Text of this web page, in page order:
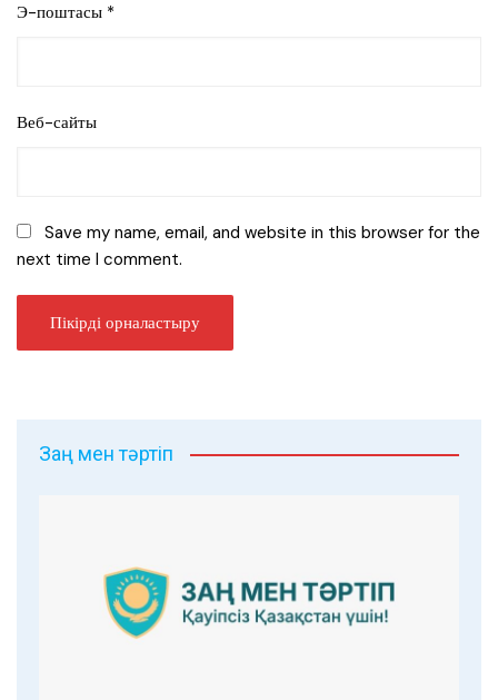
Э-поштасы *
Веб-сайты
Save my name, email, and website in this browser for the
next time I comment.
Заң мен тәртіп